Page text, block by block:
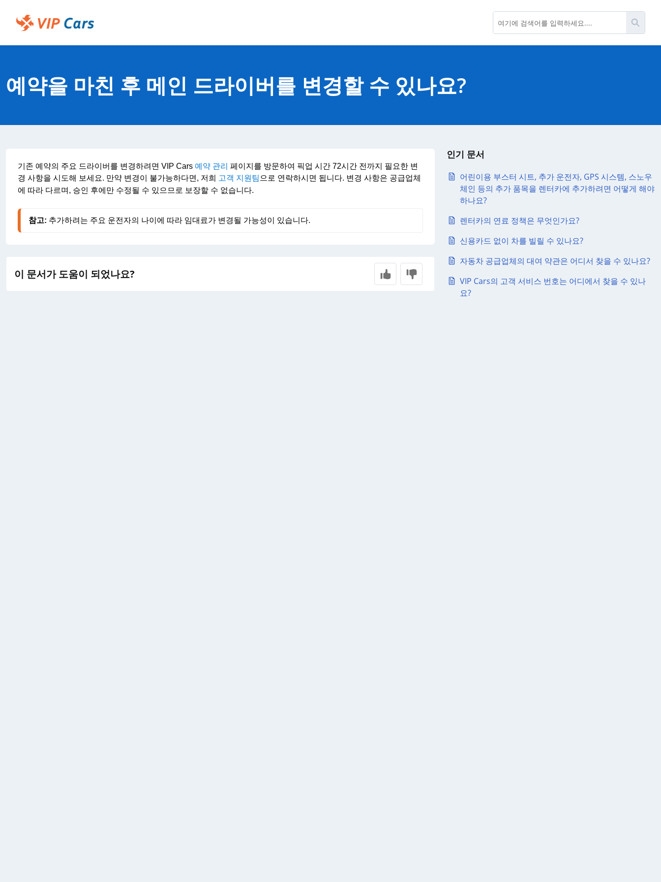
츠
기
예약을 마친 후 메인 드라이버를 변경할 수 있나요?
기존 예약의 주요 드라이버를 변경하려면 VIP Cars 예약 관리 페이지를 방문하여 픽업 시간 72시간 전까지 필요한 변
경 사항을 시도해 보세요. 만약 변경이 불가능하다면, 저희 고객 지원팀 으로 연락하시면 됩니다. 변경 사항은 공급업체
에 따라 다르며, 승인 후에만 수정될 수 있으므로 보장할 수 없습니다.
참고: 추가하려는 주요 운전자의 나이에 따라 임대료가 변경될 가능성이 있습니다.
이 문서가 도움이 되었나요?
인기 문서
어린이용 부스터 시트, 추가 운전자, GPS 시스템, 스노우
체인 등의 추가 품목을 렌터카에 추가하려면 어떻게 해야
하나요?
렌터카의 연료 정책은 무엇인가요?
신용카드 없이 차를 빌릴 수 있나요?
자동차 공급업체의 대여 약관은 어디서 찾을 수 있나요?
VIP Cars의 고객 서비스 번호는 어디에서 찾을 수 있나
요?